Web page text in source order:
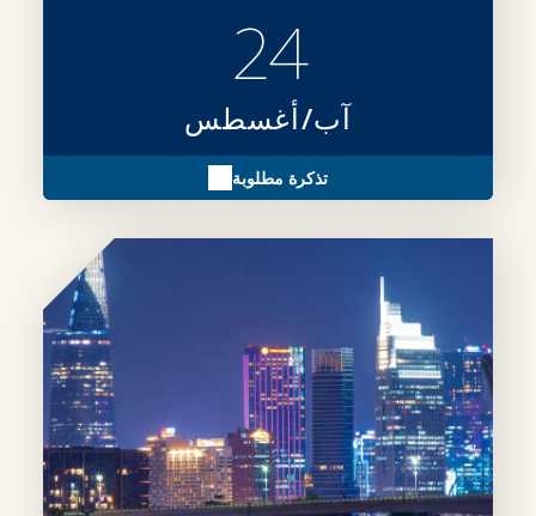
24
آب/أغسطس
تذكرة مطلوبة